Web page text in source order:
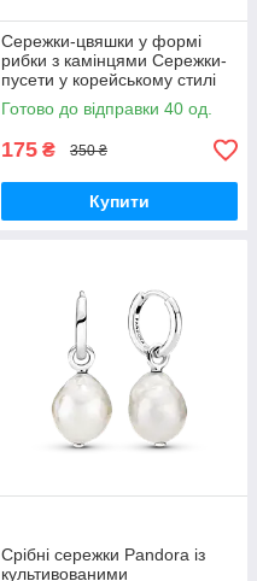
Сережки-цвяшки у формі
рибки з камінцями Сережки-
пусети у корейському стилі
Готово до відправки 40 од.
175 ₴ 350 ₴
Купити
Срібні сережки Pandora із
культивованими